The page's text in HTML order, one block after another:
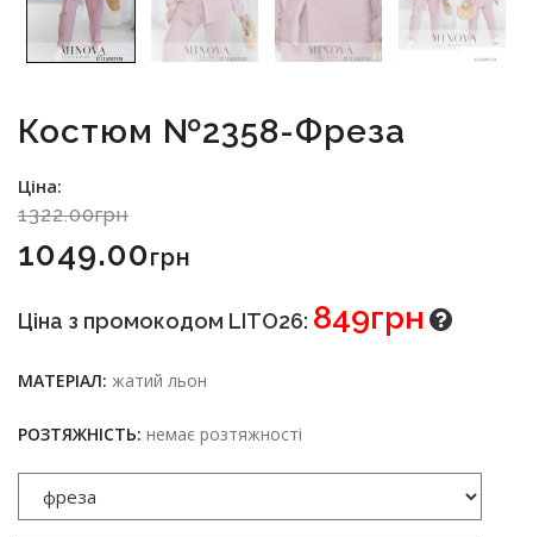
Костюм №2358-Фреза
Ціна:
1322.00грн
1049.00Грн
Ціна з промокодом LITO26: 849грн
МАТЕРІАЛ: жатий льон
РОЗТЯЖНІСТЬ: немає розтяжності